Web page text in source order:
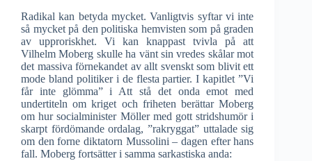
Radikal kan betyda mycket. Vanligtvis syftar vi inte
så mycket på den politiska hemvisten som på graden
av upproriskhet. Vi kan knappast tvivla på att
Vilhelm Moberg skulle ha vänt sin vredes skålar mot
det massiva förnekandet av allt svenskt som blivit ett
mode bland politiker i de flesta partier. I kapitlet ”Vi
får inte glömma” i Att stå det onda emot med
undertiteln om kriget och friheten berättar Moberg
om hur socialminister Möller med gott stridshumör i
skarpt fördömande ordalag, ”rakryggat” uttalade sig
om den forne diktatorn Mussolini – dagen efter hans
fall. Moberg fortsätter i samma sarkastiska anda: